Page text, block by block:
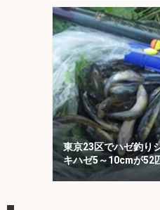
東京23区でハゼ釣り
キハゼ5～10cmが52
ュに成功